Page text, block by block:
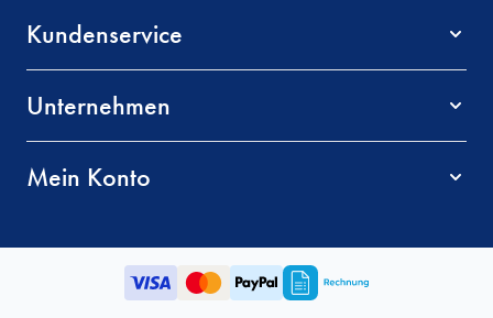
Kundenservice
Unternehmen
Mein Konto